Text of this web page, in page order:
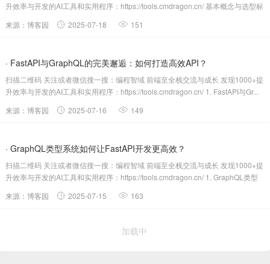
升效率与开发的AI工具和实用程序：https://tools.cmdragon.cn/ 基本概念与选型标
来源：博客园 2025-07-18 151
· FastAPI与GraphQL的完美邂逅：如何打造高效API？
扫描二维码 关注或者微信搜一搜：编程智域 前端至全栈交流与成长 发现1000+提
升效率与开发的AI工具和实用程序：https://tools.cmdragon.cn/ 1. FastAPI与Gr...
来源：博客园
2025-07-16 149
· GraphQL类型系统如何让FastAPI开发更高效？
扫描二维码 关注或者微信搜一搜：编程智域 前端至全栈交流与成长 发现1000+提
升效率与开发的AI工具和实用程序：https://tools.cmdragon.cn/ 1. GraphQL类型
来源：博客园 2025-07-15 163
加载中